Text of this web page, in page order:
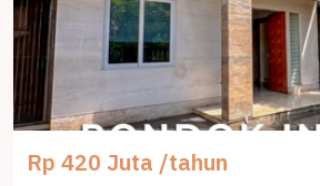
Rp 420 Juta /tahun